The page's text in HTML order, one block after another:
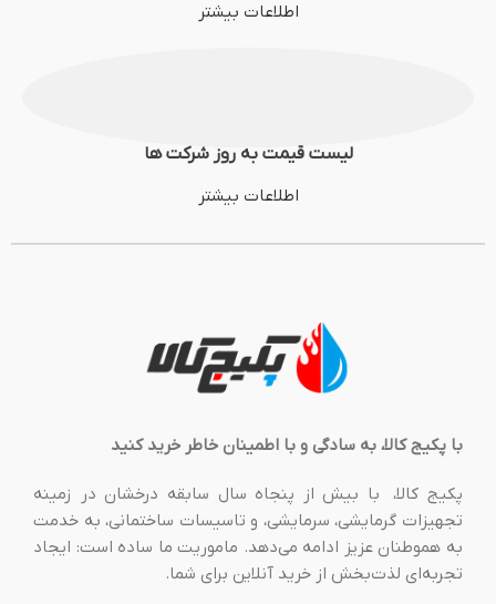
اطلاعات بیشتر
لیست قیمت به روز شرکت ها
اطلاعات بیشتر
با پکیج کالا، به سادگی و با اطمینان خاطر خرید کنید
پکیج کالا، با بیش از پنجاه سال سابقه درخشان در زمینه
تجهیزات گرمایشی، سرمایشی، و تاسیسات ساختمانی، به خدمت
به هموطنان عزیز ادامه می‌دهد. ماموریت ما ساده است: ایجاد
تجربه‌ای لذت‌بخش از خرید آنلاین برای شما.